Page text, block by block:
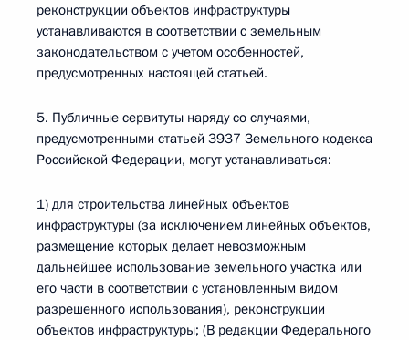
реконструкции объектов инфраструктуры
устанавливаются в соответствии с земельным
законодательством с учетом особенностей,
предусмотренных настоящей статьей.
5. Публичные сервитуты наряду со случаями,
предусмотренными статьей 3937 Земельного кодекса
Российской Федерации, могут устанавливаться:
1) для строительства линейных объектов
инфраструктуры (за исключением линейных объектов,
размещение которых делает невозможным
дальнейшее использование земельного участка или
его части в соответствии с установленным видом
разрешенного использования), реконструкции
объектов инфраструктуры; (В редакции Федерального